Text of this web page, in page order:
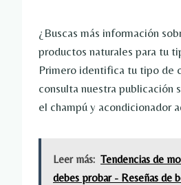
¿Buscas más información
productos naturales para tu
Primero identifica tu tipo de
consulta nuestra publicación
el champú y acondicionador
Leer más: Tendencias de
debes probar - Reseñas de